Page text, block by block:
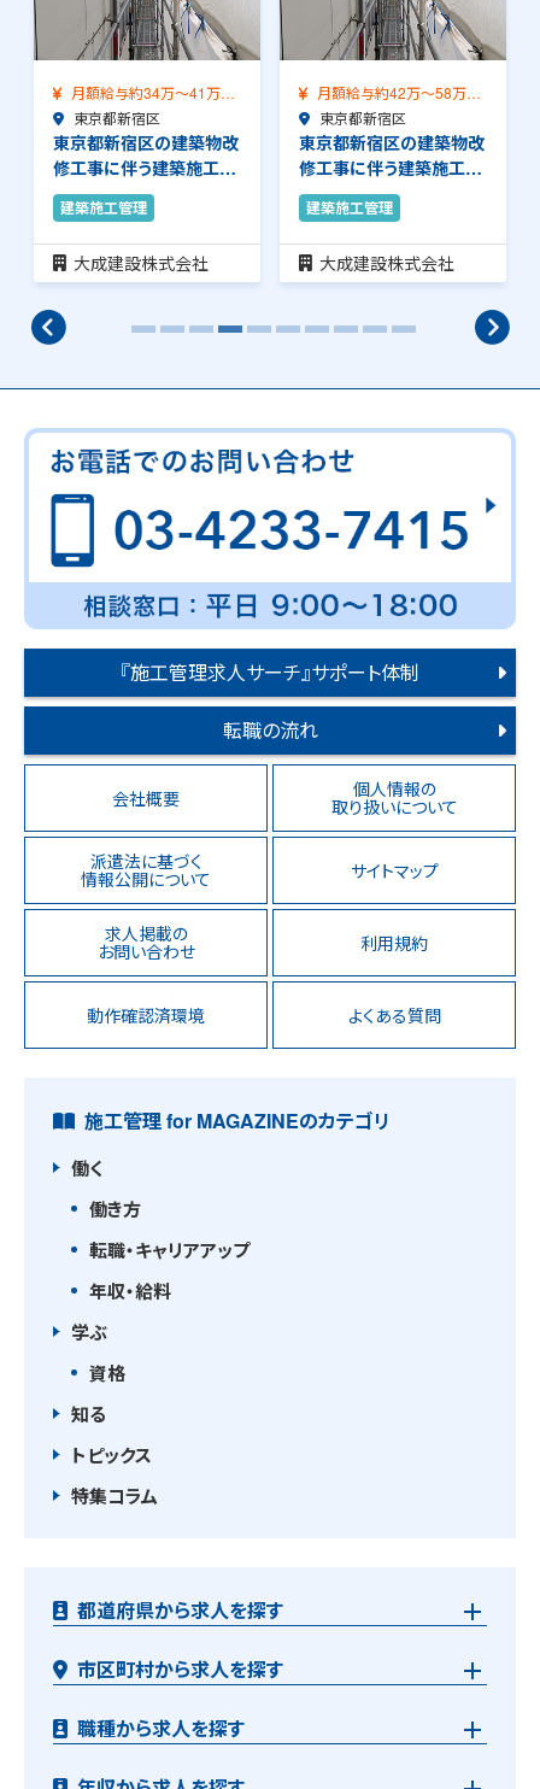
月額給与約34万～41万
（前職給与保証）…
東京都新宿区
東京都新宿区の建築物改
修工事に伴う建築施工管
理のお仕事です。…
建築施工管理
大成建設株式会社
月額給与約42万～58万
（前職給与保証）…
東京都新宿区
東京都新宿区の建築物改
修工事に伴う建築施工管
理のお仕事です。…
建築施工管理
大成建設株式会社
『施工管理求人サーチ』サポート体制
転職の流れ
会社概要 個人情報の
取り扱いについて
派遣法に基づく
情報公開について サイトマップ
求人掲載の
お問い合わせ 利用規約
動作確認済環境 よくある質問
施工管理 for MAGAZINEのカテゴリ
働く
働き方
転職・キャリアアップ
年収・給料
学ぶ
資格
知る
トピックス
特集コラム
都道府県から求人を探す
市区町村から求人を探す
職種から求人を探す